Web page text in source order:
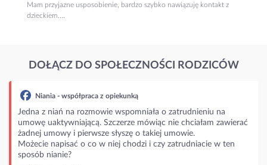
Mam przyjazne usposobienie, bardzo szybko nawiązuję kontakt z
dzieckiem....
DOŁĄCZ DO SPOŁECZNOŚCI RODZICÓW
Niania - współpraca z opiekunką
Jedna z niań na rozmowie wspomniała o zatrudnieniu na
umowę uaktywniającą. Szczerze mówiąc nie chciałam zawierać
żadnej umowy i pierwsze słyszę o takiej umowie.
Możecie napisać o co w niej chodzi i czy zatrudniacie w ten
sposób nianie?